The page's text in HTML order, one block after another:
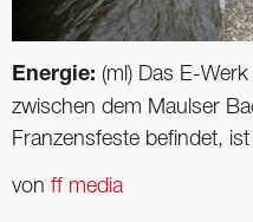
Energie: (ml) Das E-
zwischen dem Maulser
Franzensfeste befindet,
von ff media